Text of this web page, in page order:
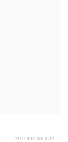
AUTOPROMOCJA